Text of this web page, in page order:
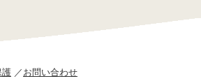
護 お問い合わせ